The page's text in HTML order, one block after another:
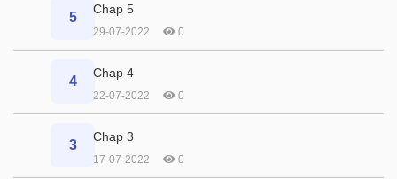
5
Chap 5
29-07-2022 0
4
Chap 4
22-07-2022 0
3
Chap 3
17-07-2022 0